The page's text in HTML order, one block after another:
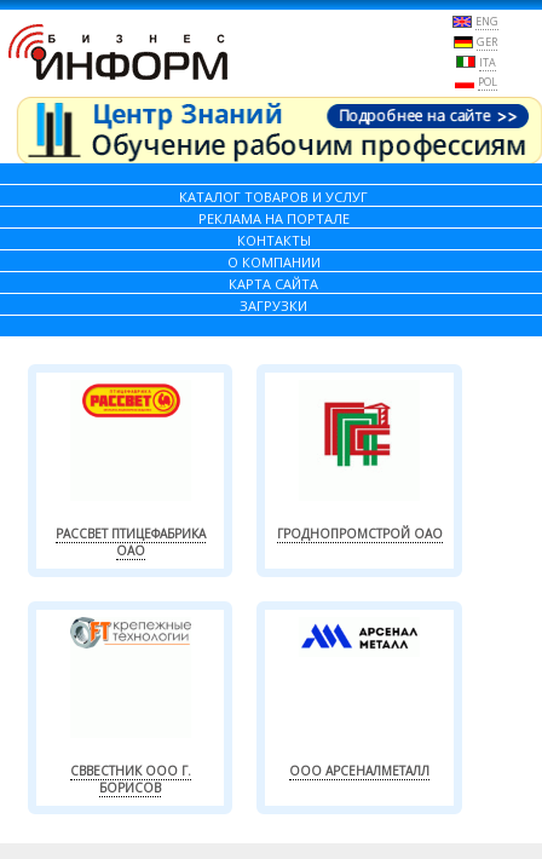
ENG
GER
ITA
POL
КАТАЛОГ ТОВАРОВ И УСЛУГ
РЕКЛАМА НА ПОРТАЛЕ
КОНТАКТЫ
О КОМПАНИИ
КАРТА САЙТА
ЗАГРУЗКИ
РАССВЕТ ПТИЦЕФАБРИКА
ОАО
ГРОДНОПРОМСТРОЙ ОАО
СВВЕСТНИК ООО Г.
БОРИСОВ
ООО АРСЕНАЛМЕТАЛЛ